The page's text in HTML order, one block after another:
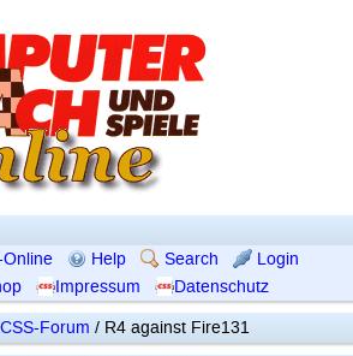
Help Search
Login
Impressum Datenschutz
CSS-Forum / R4 against Fire131